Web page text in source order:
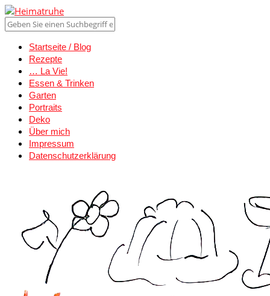
Startseite / Blog
Rezepte
… La Vie!
Essen & Trinken
Garten
Portraits
Deko
Über mich
Impressum
Datenschutzerklärung